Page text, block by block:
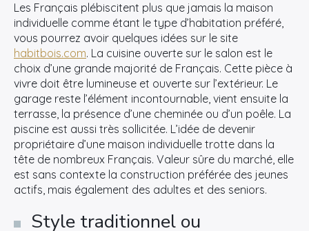
Les Français plébiscitent plus que jamais la maison
individuelle comme étant le type d’habitation préféré,
vous pourrez avoir quelques idées sur le site
habitbois.com. La cuisine ouverte sur le salon est le
choix d’une grande majorité de Français. Cette pièce à
vivre doit être lumineuse et ouverte sur l’extérieur. Le
garage reste l’élément incontournable, vient ensuite la
terrasse, la présence d’une cheminée ou d’un poêle. La
piscine est aussi très sollicitée. L’idée de devenir
propriétaire d’une maison individuelle trotte dans la
tête de nombreux Français. Valeur sûre du marché, elle
est sans contexte la construction préférée des jeunes
actifs, mais également des adultes et des seniors.
Style traditionnel ou